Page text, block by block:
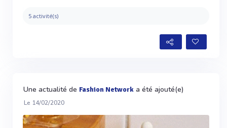
5 activité(s)
Une actualité de Fashion Network a été ajouté(e)
Le 14/02/2020